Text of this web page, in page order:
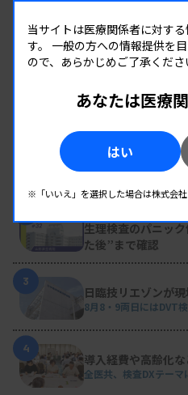
新人臨床検査技師の
チーム医療の中で
生理検査のパニッ
た後”まで確認
3
日臨技リエゾンが
8月8・9両日にはDVT
4
導入経費や高齢化
全医共、検査DXテーマ
当サイトは医療関係者に対す
す。 一般の方への情報提供を
ので、あらかじめご了承くださ
あなたは医療
はい
※「いいえ」を選択した場合は株式会社